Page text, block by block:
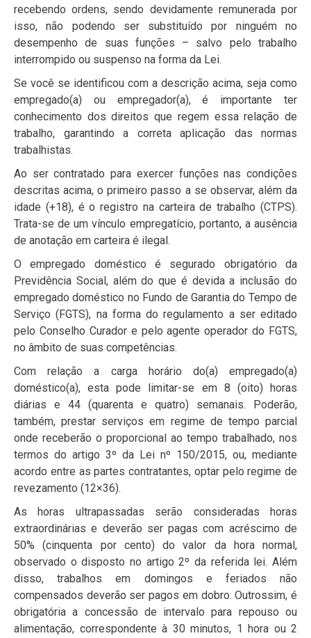
recebendo ordens, sendo devidamente remunerada por
isso, não podendo ser substituído por ninguém no
desempenho de suas funções – salvo pelo trabalho
interrompido ou suspenso na forma da Lei.
Se você se identificou com a descrição acima, seja como
empregado(a) ou empregador(a), é importante ter
conhecimento dos direitos que regem essa relação de
trabalho, garantindo a correta aplicação das normas
trabalhistas.
Ao ser contratado para exercer funções nas condições
descritas acima, o primeiro passo a se observar, além da
idade (+18), é o registro na carteira de trabalho (CTPS).
Trata-se de um vínculo empregatício, portanto, a ausência
de anotação em carteira é ilegal.
O empregado doméstico é segurado obrigatório da
Previdência Social, além do que é devida a inclusão do
empregado doméstico no Fundo de Garantia do Tempo de
Serviço (FGTS), na forma do regulamento a ser editado
pelo Conselho Curador e pelo agente operador do FGTS,
no âmbito de suas competências.
Com relação a carga horário do(a) empregado(a)
doméstico(a), esta pode limitar-se em 8 (oito) horas
diárias e 44 (quarenta e quatro) semanais. Poderão,
também, prestar serviços em regime de tempo parcial
onde receberão o proporcional ao tempo trabalhado, nos
termos do artigo 3º da Lei nº 150/2015, ou, mediante
acordo entre as partes contratantes, optar pelo regime de
revezamento (12×36).
As horas ultrapassadas serão consideradas horas
extraordinárias e deverão ser pagas com acréscimo de
50% (cinquenta por cento) do valor da hora normal,
observado o disposto no artigo 2º da referida lei. Além
disso, trabalhos em domingos e feriados não
compensados deverão ser pagos em dobro. Outrossim, é
obrigatória a concessão de intervalo para repouso ou
alimentação, correspondente à 30 minutos, 1 hora ou 2